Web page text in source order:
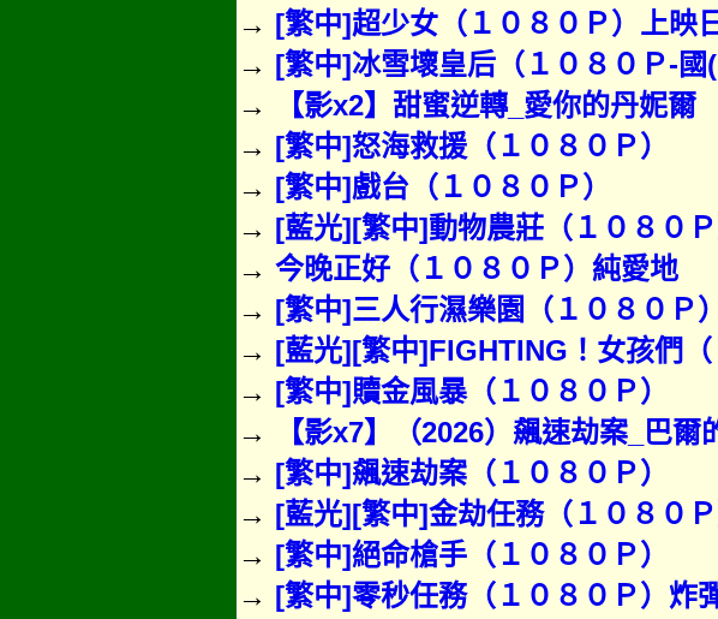
→ [繁中]超少女（１０８０Ｐ）上映
→ [繁中]冰雪壞皇后（１０８０Ｐ-
→
【影x2】甜蜜逆轉_愛你的丹妮爾
→ [繁中]怒海救援（１０８０Ｐ）
→ [繁中]戲台（１０８０Ｐ）
→ [藍光][繁中]動物農莊（１０８０
→ 今晚正好（１０８０Ｐ）純愛地
→ [繁中]三人行濕樂園（１０８０Ｐ
→ [藍光][繁中]FIGHTING！女孩們
→ [繁中]贖金風暴（１０８０Ｐ）
→
【影x7】（2026）飆速劫案_巴
→ [繁中]飆速劫案（１０８０Ｐ）
→ [藍光][繁中]金劫任務（１０８０Ｐ
→ [繁中]絕命槍手（１０８０Ｐ）
→ [繁中]零秒任務（１０８０Ｐ）炸